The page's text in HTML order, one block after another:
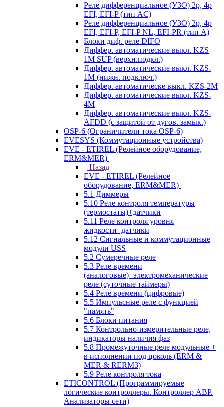
Реле дифференциальное (УЗО) 2р, 4р
EFI, EFI-P (тип AС)
Реле дифференциальное (УЗО) 2р, 4р
EFI, EFI-P, EFI-P NL, EFI-PR (тип A)
Блоки диф. реле DIFO
Диффер. автоматические выкл. KZS
1M SUP (верхн.подкл.)
Диффер. автоматические выкл. KZS-
1M (нижн. подключ.)
Диффер. автоматическе выкл. KZS-2M
Диффер. автоматические выкл. KZS-
4M
Диффер. автоматические выкл. KZS-
AFDD (с защитой от дугов. замык.)
OSP-6 (Ограничители тока OSP-6)
EVESYS (Коммутационные устройства)
EVE - ETIREL (Релейное оборудование,
ERM&MER)
Назад
EVE - ETIREL (Релейное
оборудование, ERM&MER)
5.1 Диммеры
5.10 Реле контроля температуры
(термостаты)+датчики
5.11 Реле контроля уровня
жидкости+датчики
5.12 Сигнальные и коммутационные
модули USS
5.2 Сумеречные реле
5.3 Реле времени
(аналоговые)+электромеханические
реле (суточные таймеры)
5.4 Реле времени (цифровые)
5.5 Импульсные реле с функцией
"память"
5.6 Блоки питания
5.7 Контрольно-измерительные реле,
индикаторы наличия фаз
5.8 Промежуточные реле модульные +
в исполнении под цоколь (ERM &
MER & RERM3)
5.9 Реле контроля тока
ETICONTROL (Программируемые
логические контроллеры. Контроллер АВР.
Анализаторы сети)